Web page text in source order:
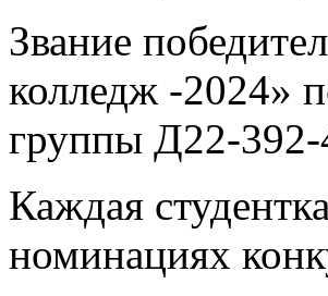
Звание
колледж -2024»
группы Д22-392-
Каждая
номинациях